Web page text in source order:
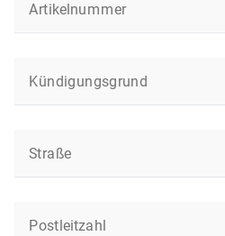
Artikelnummer
Kündigungsgrund
Straße
Postleitzahl